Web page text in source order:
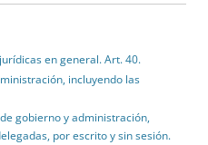
en general. Art. 40.
incluyendo las
gobierno y administración,
por escrito y sin sesión.